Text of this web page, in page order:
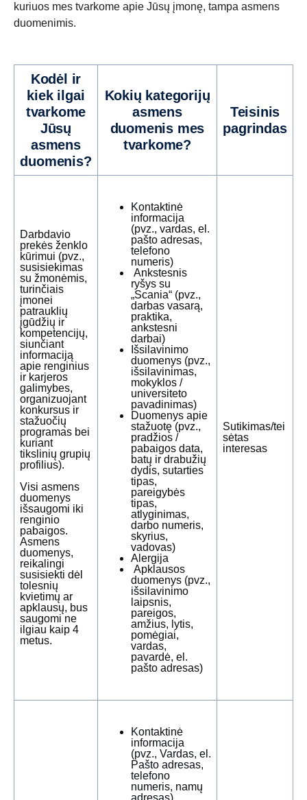
kuriuos mes tvarkome apie Jūsų įmonę, tampa asmens
duomenimis.
Kodėl ir
kiek ilgai
tvarkome
Jūsų
asmens
duomenis?
Kokių kategorijų
asmens
duomenis mes
tvarkome?
Teisinis
pagrindas
Darbdavio
prekės ženklo
kūrimui (pvz.,
susisiekimas
su žmonėmis,
turinčiais
įmonei
patrauklių
įgūdžių ir
kompetencijų,
siunčiant
informaciją
apie renginius
ir karjeros
galimybes,
organizuojant
konkursus ir
stažuočių
programas bei
kuriant
tikslinių grupių
profilius).
Visi asmens
duomenys
išsaugomi iki
renginio
pabaigos.
Asmens
duomenys,
reikalingi
susisiekti dėl
tolesnių
kvietimų ar
apklausų, bus
saugomi ne
ilgiau kaip 4
metus.
Kontaktinė
informacija
(pvz., vardas, el.
pašto adresas,
telefono
numeris)
Ankstesnis
ryšys su
„Scania“ (pvz.,
darbas vasarą,
praktika,
ankstesni
darbai)
Išsilavinimo
duomenys (pvz.,
išsilavinimas,
mokyklos /
universiteto
pavadinimas)
Duomenys apie
stažuotę (pvz.,
pradžios /
pabaigos data,
batų ir drabužių
dydis, sutarties
tipas,
pareigybės
tipas,
atlyginimas,
darbo numeris,
skyrius,
vadovas)
Alergija
Apklausos
duomenys (pvz.,
išsilavinimo
laipsnis,
pareigos,
amžius, lytis,
pomėgiai,
vardas,
pavardė, el.
pašto adresas)
Sutikimas/tei
sėtas
interesas
Kontaktinė
informacija
(pvz., Vardas, el.
Pašto adresas,
telefono
numeris, namų
adresas)